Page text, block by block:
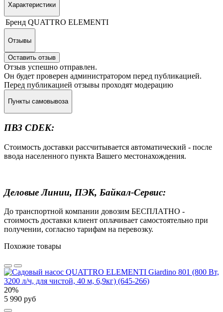
Характеристики
Бренд QUATTRO ELEMENTI
Отзывы
Оставить отзыв
Отзыв успешно отправлен.
Он будет проверен администратором перед публикацией.
Перед публикацией отзывы проходят модерацию
Пункты самовывоза
ПВЗ CDEK:
Стоимость доставки рассчитывается автоматический - после
ввода населенного пункта Вашего местонахождения.
Деловые Линии, ПЭК, Байкал-Сервис:
До транспортной компании довозим БЕСПЛАТНО -
стоимость доставки клиент оплачивает самостоятельно при
получении, согласно тарифам на перевозку.
Похожие товары
20%
5 990 руб